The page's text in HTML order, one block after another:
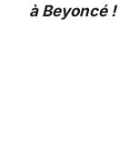
à Beyoncé !